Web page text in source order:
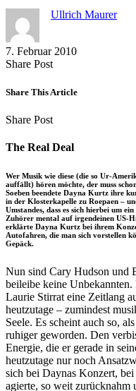
Ullrich Maurer
7. Februar 2010
Share PostShare
Facebook
Copy
to
Send
via
Share This Article
Share PostShare
Facebook
Copy
to
Send
via
The Real Deal
Wer Musik wie diese (die so Ur-
auffällt) hören möchte, der muss
Soeben beendete Dayna Kurtz ihre
in der Klosterkapelle zu Roepaen –
Umstandes, dass es sich hierbei um
Zuhörer mental auf irgendeinen US-
erklärte Dayna Kurtz bei ihrem
Autofahren, die man sich vorstellen
Gepäck.
Nun sind Cary Hudson und
beileibe keine
Laurie Stirrat eine Zeitlang
heutzutage – zumindest
Seele. Es scheint auch so,
ruhiger geworden. Den
Energie, die er gerade in
heutzutage nur noch
sich bei Daynas Konzert,
agierte, so weit zurücknahm